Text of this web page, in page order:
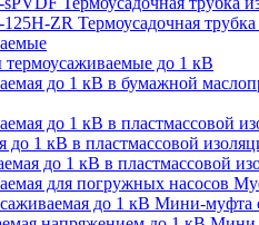
Термоусадочная
до 1 кВ
Мини-муфта